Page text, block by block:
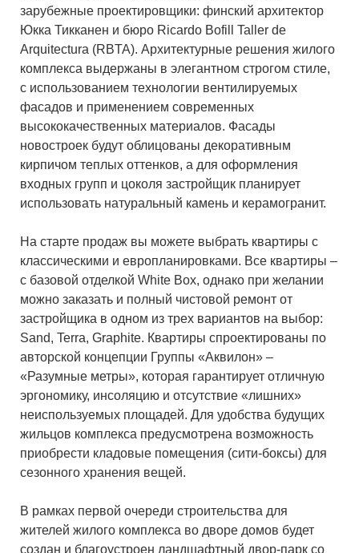
зарубежные проектировщики: финский архитектор
Юкка Тикканен и бюро Ricardo Bofill Taller de
Arquitectura (RBTA). Архитектурные решения жилого
комплекса выдержаны в элегантном строгом стиле,
с использованием технологии вентилируемых
фасадов и применением современных
высококачественных материалов. Фасады
новостроек будут облицованы декоративным
кирпичом теплых оттенков, а для оформления
входных групп и цоколя застройщик планирует
использовать натуральный камень и керамогранит.
На старте продаж вы можете выбрать квартиры с
классическими и европланировками. Все квартиры –
с базовой отделкой White Box, однако при желании
можно заказать и полный чистовой ремонт от
застройщика в одном из трех вариантов на выбор:
Sand, Terra, Graphite. Квартиры спроектированы по
авторской концепции Группы «Аквилон» –
«Разумные метры», которая гарантирует отличную
эргономику, инсоляцию и отсутствие «лишних»
неиспользуемых площадей. Для удобства будущих
жильцов комплекса предусмотрена возможность
приобрести кладовые помещения (сити-боксы) для
сезонного хранения вещей.
В рамках первой очереди строительства для
жителей жилого комплекса во дворе домов будет
создан и благоустроен ландшафтный двор-парк со